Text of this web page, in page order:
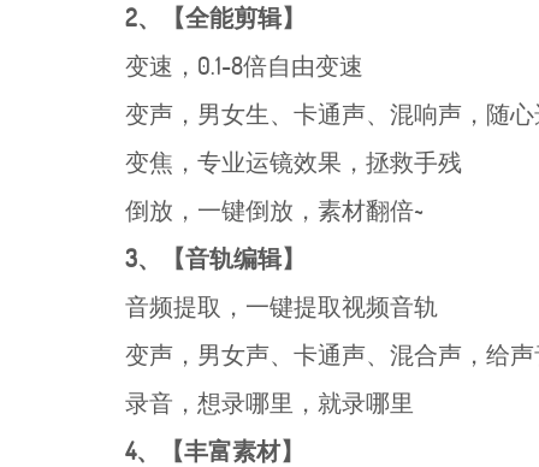
2、【全能剪辑】
变速，0.1-8倍自由变速
变声，男女生、卡通声、混响声，随
变焦，专业运镜效果，拯救手残
倒放，一键倒放，素材翻倍~
3、【音轨编辑】
音频提取，一键提取视频音轨
变声，男女声、卡通声、混合声，给
录音，想录哪里，就录哪里
4、【丰富素材】